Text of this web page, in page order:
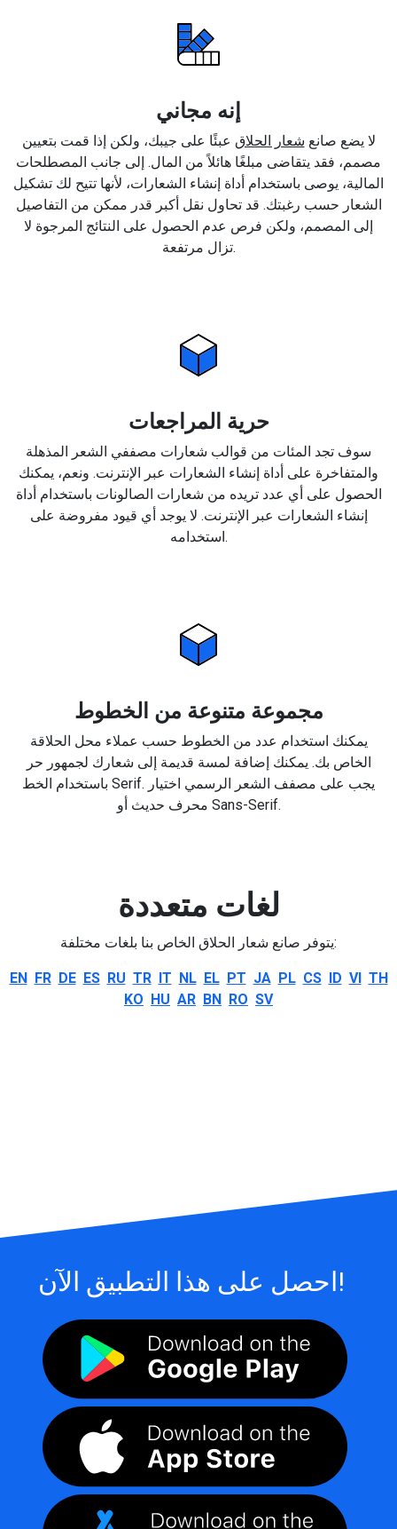
إنه مجاني
لا يضع صانع شعار الحلاق عبئًا على جيبك، ولكن إذا قمت بتعيين
مصمم، فقد يتقاضى مبلغًا هائلاً من المال. إلى جانب المصطلحات
المالية، يوصى باستخدام أداة إنشاء الشعارات، لأنها تتيح لك تشكيل
الشعار حسب رغبتك. قد تحاول نقل أكبر قدر ممكن من التفاصيل
إلى المصمم، ولكن فرص عدم الحصول على النتائج المرجوة لا
تزال مرتفعة.
حرية المراجعات
سوف تجد المئات من قوالب شعارات مصففي الشعر المذهلة
والمتفاخرة على أداة إنشاء الشعارات عبر الإنترنت. ونعم، يمكنك
الحصول على أي عدد تريده من شعارات الصالونات باستخدام أداة
إنشاء الشعارات عبر الإنترنت. لا يوجد أي قيود مفروضة على
استخدامه.
مجموعة متنوعة من الخطوط
يمكنك استخدام عدد من الخطوط حسب عملاء محل الحلاقة
الخاص بك. يمكنك إضافة لمسة قديمة إلى شعارك لجمهور حر
باستخدام الخط Serif. يجب على مصفف الشعر الرسمي اختيار
محرف حديث أو Sans-Serif.
لغات متعددة
يتوفر صانع شعار الحلاق الخاص بنا بلغات مختلفة:
EN FR DE ES RU TR IT NL EL PT JA PL CS ID VI TH
KO HU AR BN RO SV
احصل على هذا التطبيق الآن!